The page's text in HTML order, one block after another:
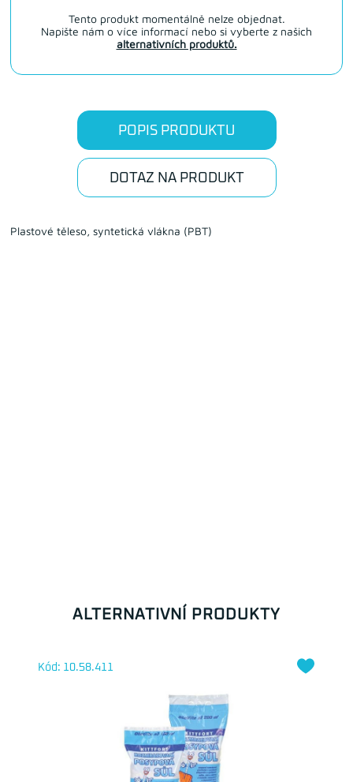
Tento produkt momentálně nelze objednat.
Napište nám o více informací nebo si vyberte z našich
alternativních produktů.
POPIS PRODUKTU
DOTAZ NA PRODUKT
Plastové těleso, syntetická vlákna (PBT)
ALTERNATIVNÍ PRODUKTY
Kód: 10.58.411